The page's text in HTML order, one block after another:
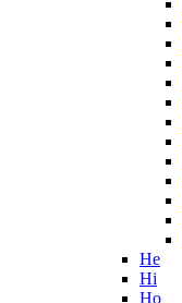
He
Hi
Ho